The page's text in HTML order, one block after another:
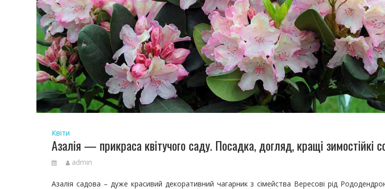
Квіти
Азалія — прикраса квітучого саду. Посадка, догляд, кращі зимостійкі
admin
Азалія садова – дуже красивий декоративний чагарник з сімейства Вересові рід